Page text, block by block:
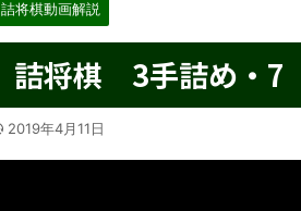
詰将棋動画解説
詰将棋 3手詰め・
2019年4月11日